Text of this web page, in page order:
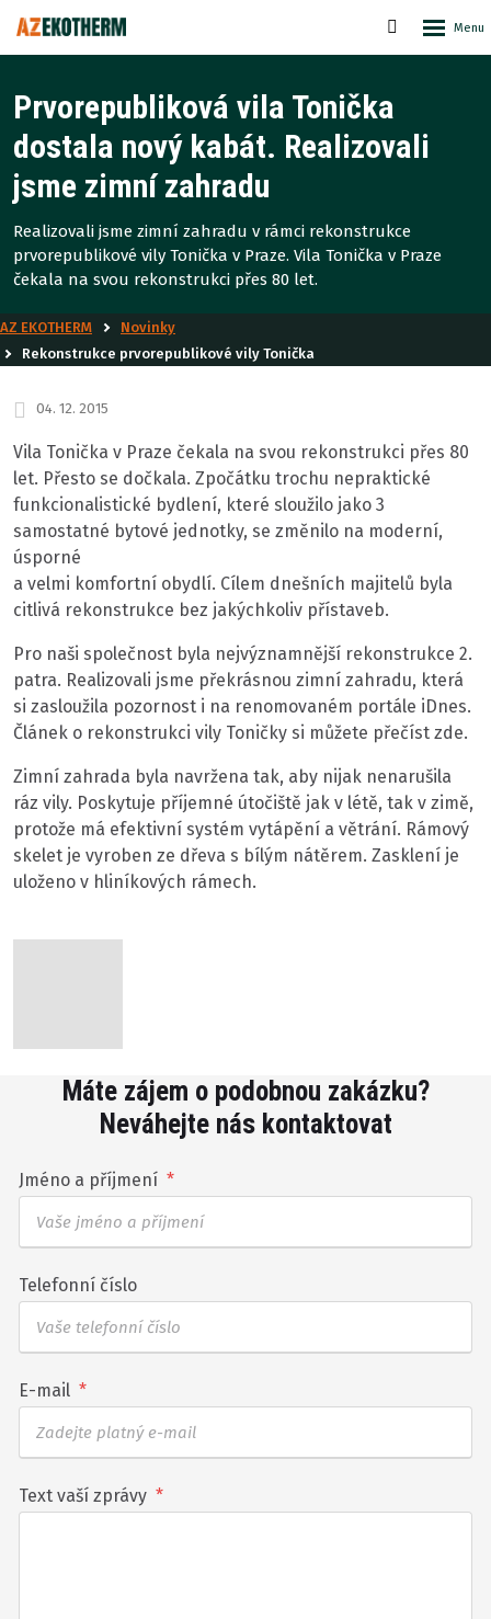
Prvorepubliková vila Tonička
dostala nový kabát. Realizovali
jsme zimní zahradu
Realizovali jsme zimní zahradu v rámci rekonstrukce
prvorepublikové vily Tonička v Praze. Vila Tonička v Praze
čekala na svou rekonstrukci přes 80 let.
AZ EKOTHERM
Novinky
Rekonstrukce prvorepublikové vily Tonička
04. 12. 2015
Vila Tonička v Praze čekala na svou rekonstrukci přes 80
let. Přesto se dočkala. Zpočátku trochu nepraktické
funkcionalistické bydlení, které sloužilo jako 3
samostatné bytové jednotky, se změnilo na moderní,
úsporné
a velmi komfortní obydlí. Cílem dnešních majitelů byla
citlivá rekonstrukce bez jakýchkoliv přístaveb.
Pro naši společnost byla nejvýznamnější rekonstrukce 2.
patra. Realizovali jsme překrásnou zimní zahradu, která
si zasloužila pozornost i na renomovaném portále iDnes.
Článek o rekonstrukci vily Toničky si můžete přečíst zde.
Zimní zahrada byla navržena tak, aby nijak nenarušila
ráz vily. Poskytuje příjemné útočiště jak v létě, tak v zimě,
protože má efektivní systém vytápění a větrání. Rámový
skelet je vyroben ze dřeva s bílým nátěrem. Zasklení je
uloženo v hliníkových rámech.
Máte zájem o podobnou zakázku?
Neváhejte nás kontaktovat
Jméno a příjmení *
Telefonní číslo
E-mail *
Text vaší zprávy *